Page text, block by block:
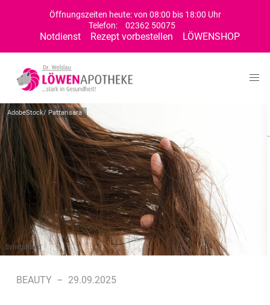
Öffnungszeiten heute: von 08:00 bis 18:00 Uhr
Telefon:
02362 50075
Notdienst Rezept vorbestellen LÖWENSHOP
AdobeStock/ Pattarisara
Symbolbild
BEAUTY – 29.09.2025